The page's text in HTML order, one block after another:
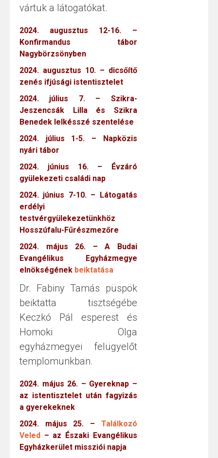
vártuk a látogatókat.
2024. augusztus 12-16. –
Konfirmandus tábor
Nagybörzsönyben
2024. augusztus 10. – dicsőítő
zenés ifjúsági istentisztelet
2024. július 7. – Szikra-
Jeszencsák Lilla és Szikra
Benedek lelkésszé szentelése
2024. július 1-5. – Napközis
nyári tábor
2024. június 16. – Évzáró
gyülekezeti családi nap
2024. június 7-10. – Látogatás
erdélyi
testvérgyülekezetünkhöz
Hosszúfalu-Fűrészmezőre
2024. május 26. – A Budai
Evangélikus Egyházmegye
elnökségének beiktatása
Dr. Fabiny Tamás püspök
beiktatta tisztségébe
Keczkó Pál esperest és
Homoki Olga
egyházmegyei felügyelőt
templomunkban.
2024. május 26. – Gyereknap –
az istentisztelet után fagyizás
a gyerekeknek
2024. május 25. – Találkozó
Veled – az Északi Evangélikus
Egyházkerület missziói napja